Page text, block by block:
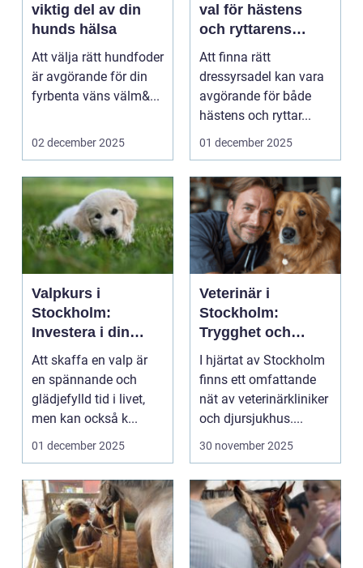
viktig del av din
hunds hälsa
Att välja rätt hundfoder
är avgörande för din
fyrbenta väns välm&...
02 december 2025
val för hästens
och ryttarens
perfekta balans
Att finna rätt
dressyrsadel kan vara
avgörande för både
hästens och ryttar...
01 december 2025
Valpkurs i
Stockholm:
Investera i din
valps framtid
Att skaffa en valp är
en spännande och
glädjefylld tid i livet,
men kan också k...
01 december 2025
Veterinär i
Stockholm:
Trygghet och
kvalitet för din
fyrbenta vän
I hjärtat av Stockholm
finns ett omfattande
nät av veterinärkliniker
och djursjukhus....
30 november 2025